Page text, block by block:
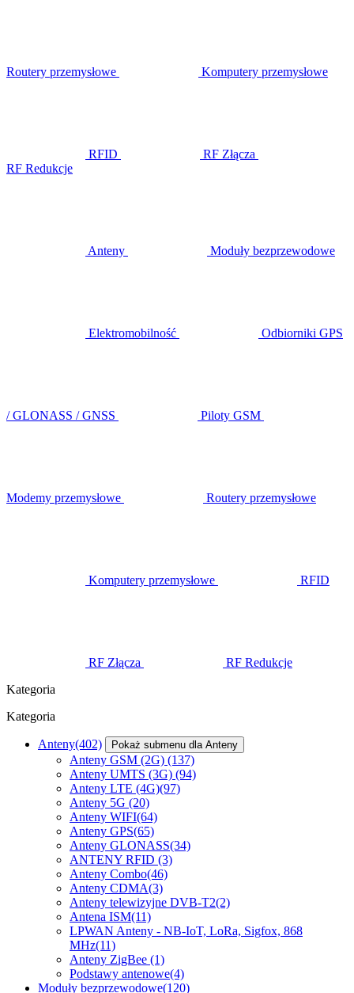
Routery przemysłowe Komputery przemysłowe
RFID
RF Złącza
RF Redukcje
Anteny Moduły bezprzewodowe
Elektromobilność Odbiorniki GPS
/ GLONASS / GNSS Piloty GSM
Modemy przemysłowe Routery przemysłowe
Komputery przemysłowe RFID
RF Złącza
RF Redukcje
Kategoria
Kategoria
Anteny(402) Pokaż submenu dla Anteny
Anteny GSM (2G) (137)
Anteny UMTS (3G) (94)
Anteny LTE (4G)(97)
Anteny 5G (20)
Anteny WIFI(64)
Anteny GPS(65)
Anteny GLONASS(34)
ANTENY RFID (3)
Anteny Combo(46)
Anteny CDMA(3)
Anteny telewizyjne DVB-T2(2)
Antena ISM(11)
LPWAN Anteny - NB-IoT, LoRa, Sigfox, 868
MHz(11)
Anteny ZigBee (1)
Podstawy antenowe(4)
Moduły bezprzewodowe(120)